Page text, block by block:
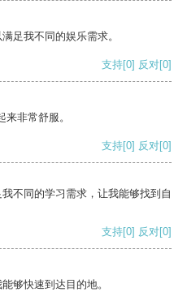
足我不同的娱乐需求。
支持[0] 反对[0]
非常舒服。
支持[0] 反对[0]
不同的学习需求，让我能够找到自
支持[0] 反对[0]
够快速到达目的地。